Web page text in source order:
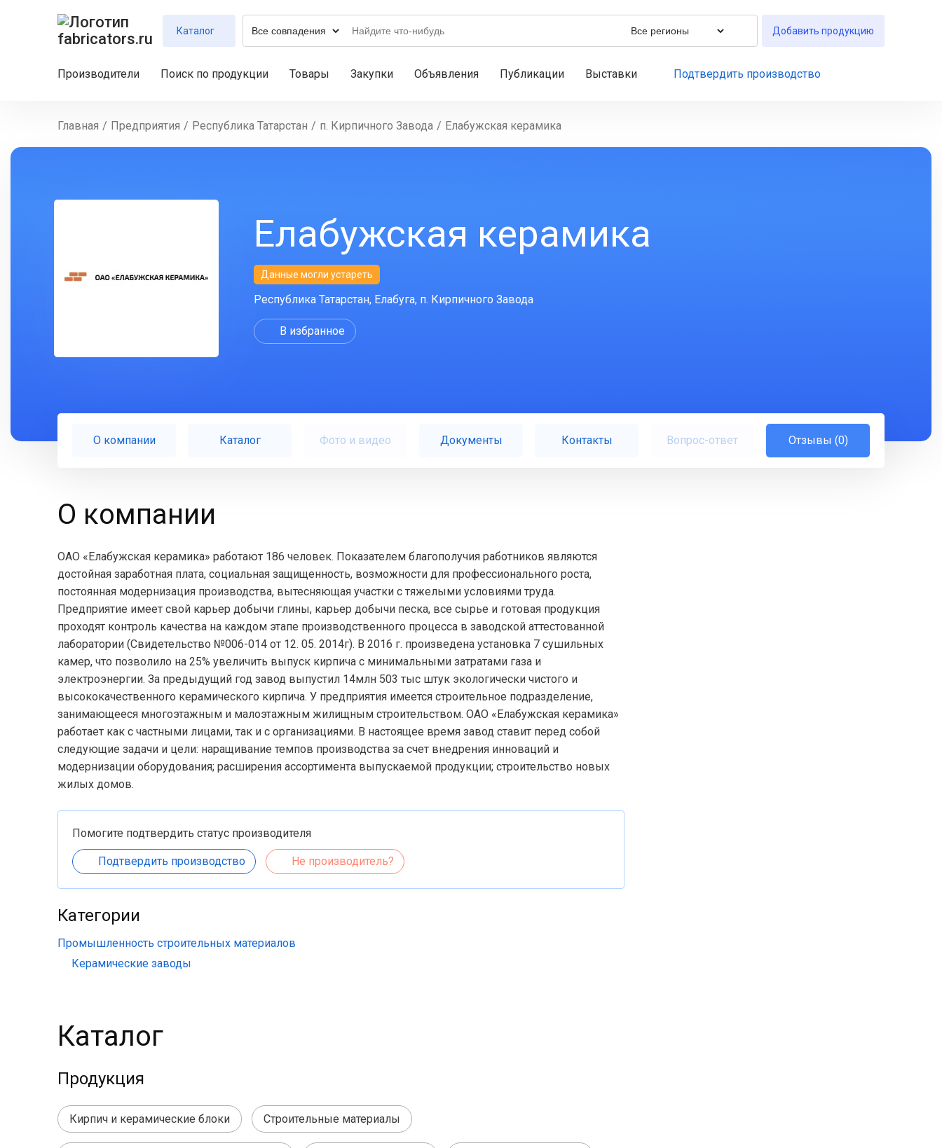
Каталог Добавить продукцию
Производители Поиск по продукции Товары Закупки Объявления Публикации Выставки Подтвердить производство
Главная / Предприятия / Республика Татарстан / п. Кирпичного Завода / Елабужская керамика
Елабужская керамика
Данные могли устареть
Республика Татарстан, Елабуга, п. Кирпичного Завода
В избранное
О компании Каталог Фото и видео Документы Контакты Вопрос-ответ Отзывы (0)
О компании
ОАО «Елабужская керамика» работают 186 человек. Показателем благополучия работников являются
достойная заработная плата, социальная защищенность, возможности для профессионального роста,
постоянная модернизация производства, вытесняющая участки с тяжелыми условиями труда.
Предприятие имеет свой карьер добычи глины, карьер добычи песка, все сырье и готовая продукция
проходят контроль качества на каждом этапе производственного процесса в заводской аттестованной
лаборатории (Свидетельство №006-014 от 12. 05. 2014г). В 2016 г. произведена установка 7 сушильных
камер, что позволило на 25% увеличить выпуск кирпича с минимальными затратами газа и
электроэнергии. За предыдущий год завод выпустил 14млн 503 тыс штук экологически чистого и
высококачественного керамического кирпича. У предприятия имеется строительное подразделение,
занимающееся многоэтажным и малоэтажным жилищным строительством. ОАО «Елабужская керамика»
работает как с частными лицами, так и с организациями. В настоящее время завод ставит перед собой
следующие задачи и цели: наращивание темпов производства за счет внедрения инноваций и
модернизации оборудования; расширения ассортимента выпускаемой продукции; строительство новых
жилых домов.
Помогите подтвердить статус производителя
Подтвердить производство Не производитель?
Категории
Промышленность строительных материалов
Керамические заводы
Каталог
Продукция
Кирпич и керамические блоки Строительные материалы